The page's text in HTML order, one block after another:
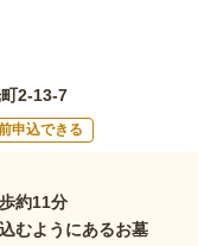
2-13-7
申込できる
約11分
むようにあるお墓